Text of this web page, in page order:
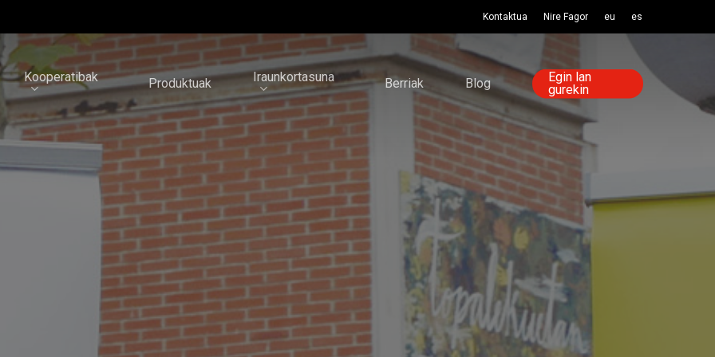
Kontaktua Nire Fagor eu es
Kooperatibak Produktuak Iraunkortasuna Berriak Blog
Egin lan
gurekin